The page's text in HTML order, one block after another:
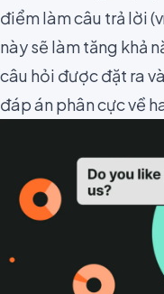
điểm làm câu trả lời
này sẽ làm tăng khả
câu hỏi được đặt ra
đáp án phân cực về